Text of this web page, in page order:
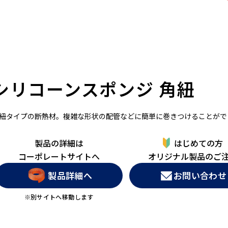
リコーンスポンジ 角紐
タイプの断熱材。複雑な形状の配管などに簡単に巻きつけることが
製品の詳細は
コーポレートサイトへ
製品詳細へ
※別サイトへ移動します
はじめての方
オリジナル製品のご
お問い合わせ